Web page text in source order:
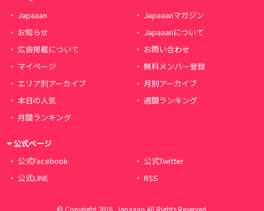
Japaaan
Japaaanマガジン
お知らせ
Japaaanについて
広告掲載について
お問い合わせ
マイページ
無料メンバー登録
エリア別アーカイブ
月別アーカイブ
本日の人気
週間ランキング
月間ランキング
公式ページ
公式Facebook
公式Twitter
公式LINE
RSS
© Copyright 2016, Japaaan All Rights Reserved.